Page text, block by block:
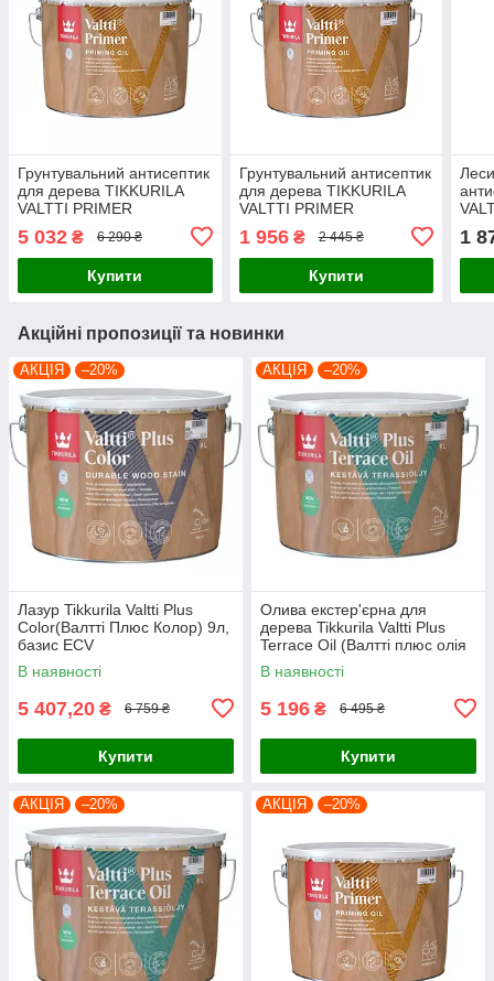
Грунтувальний антисептик
для дерева TIKKURILA
VALTTI PRIMER
ПРАЙМЕР) 9л
5 032 ₴ 6 290 ₴
Купити
Грунтувальний антисептик
для дерева TIKKURILA
VALTTI PRIMER
ПРАЙМЕР) 2.7 л
1 956₴ 2 445 ₴
Купити
1
Акційні пропозиції та новинки
АКЦІЯ –20%
Лазур Tikkurila Valtti Plus
Color(Валтті Плюс Колор) 9л,
базис ЕСV
В наявності
5 407,20 ₴ 6 759 ₴
Купити
АКЦІЯ –20%
Олива екстер'єрна для
дерева Tikkurila Valtti Plus
Terrace Oil (Валтті плюс олія
для деревини) 9л, базис ЕС
В наявності
5 196 ₴ 6 495 ₴
Купити
АКЦІЯ –20% АКЦІЯ –20%